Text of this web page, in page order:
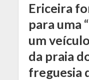
Ericeira
para uma
um
da praia
freguesia